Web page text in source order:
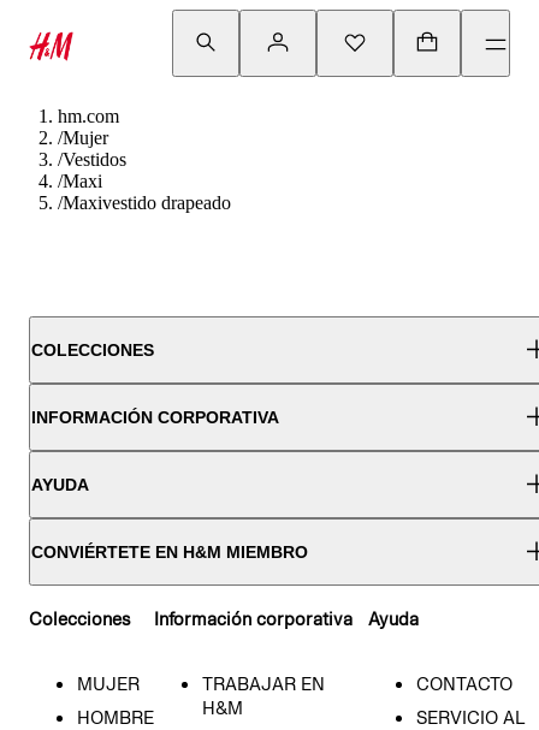
hm.com
/Mujer
/Vestidos
/Maxi
/Maxivestido drapeado
COLECCIONES
INFORMACIÓN CORPORATIVA
AYUDA
CONVIÉRTETE EN H&M MIEMBRO
Colecciones
MUJER
HOMBRE
Información corporativa
TRABAJAR EN
H&M
Ayuda
CONTACTO
SERVICIO AL